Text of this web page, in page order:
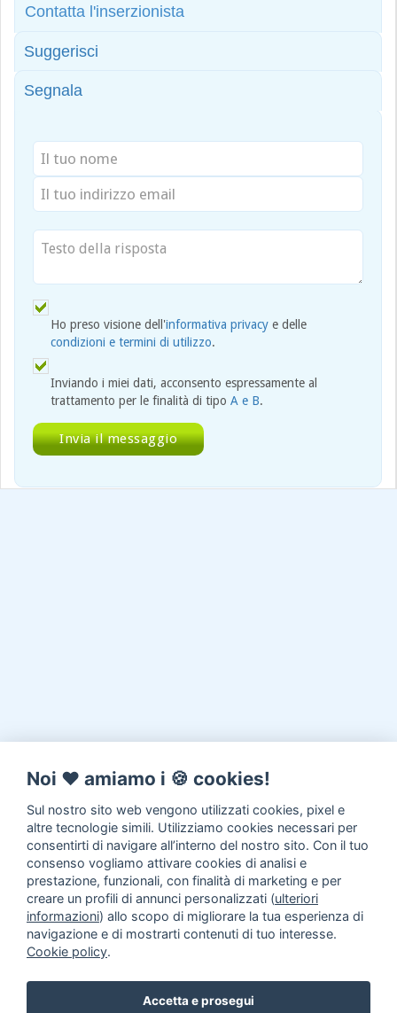
Contatta l'inserzionista
Suggerisci
Segnala
Ho preso visione dell'informativa privacy e delle
condizioni e termini di utilizzo.
Inviando i miei dati, acconsento espressamente al
trattamento per le finalità di tipo A e B.
Noi ♥️ amiamo i 🍪 cookies!
Sul nostro sito web vengono utilizzati cookies, pixel e
altre tecnologie simili. Utilizziamo cookies necessari per
consentirti di navigare all’interno del nostro sito. Con il tuo
consenso vogliamo attivare cookies di analisi e
prestazione, funzionali, con finalità di marketing e per
creare un profili di annunci personalizzati (ulteriori
informazioni) allo scopo di migliorare la tua esperienza di
navigazione e di mostrarti contenuti di tuo interesse.
Cookie policy.
Accetta e prosegui